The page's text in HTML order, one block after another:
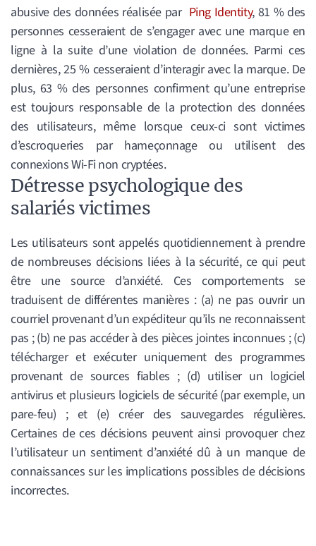
abusive des données réalisée par Ping Identity, 81 % des
personnes cesseraient de s’engager avec une marque en
ligne à la suite d’une violation de données. Parmi ces
dernières, 25 % cesseraient d’interagir avec la marque. De
plus, 63 % des personnes confirment qu’une entreprise
est toujours responsable de la protection des données
des utilisateurs, même lorsque ceux-ci sont victimes
d’escroqueries par hameçonnage ou utilisent des
connexions Wi-Fi non cryptées.
Détresse psychologique des
salariés victimes
Les utilisateurs sont appelés quotidiennement à prendre
de nombreuses décisions liées à la sécurité, ce qui peut
être une source d’anxiété. Ces comportements se
traduisent de différentes manières : (a) ne pas ouvrir un
courriel provenant d’un expéditeur qu’ils ne reconnaissent
pas ; (b) ne pas accéder à des pièces jointes inconnues ; (c)
télécharger et exécuter uniquement des programmes
provenant de sources fiables ; (d) utiliser un logiciel
antivirus et plusieurs logiciels de sécurité (par exemple, un
pare-feu) ; et (e) créer des sauvegardes régulières.
Certaines de ces décisions peuvent ainsi provoquer chez
l’utilisateur un sentiment d’anxiété dû à un manque de
connaissances sur les implications possibles de décisions
incorrectes.